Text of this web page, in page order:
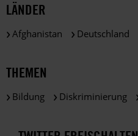
LÄNDER
Afghanistan Deutschland
THEMEN
Bildung Diskriminierung